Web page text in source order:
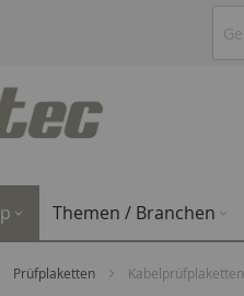
Themen / Branchen
Prüfplaketten Kabelprüfplaketten